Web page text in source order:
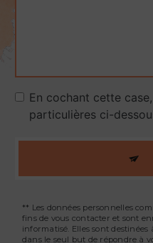
En cochant cette
particulières ci-
** Les données personnelles
fins de vous contacter et sont
informatisé. Elles sont destinées
dans le seul but de répondre à